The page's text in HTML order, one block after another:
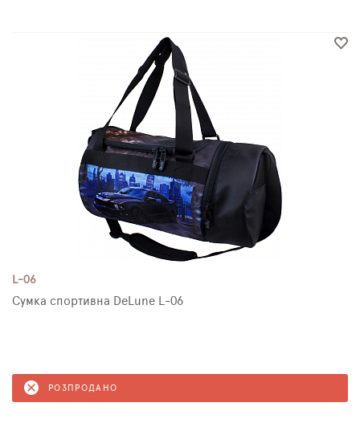
L-06
Сумка спортивна DeLune L-06
РОЗПРОДАНО